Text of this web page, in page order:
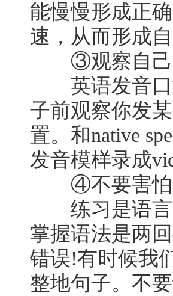
能慢慢形成正
速，从而形成
③观察自己
英语发音口
子前观察你发
置。和native
发音模样录成
④不要害怕
练习是语言
掌握语法是两
错误!有时候我
整地句子。不